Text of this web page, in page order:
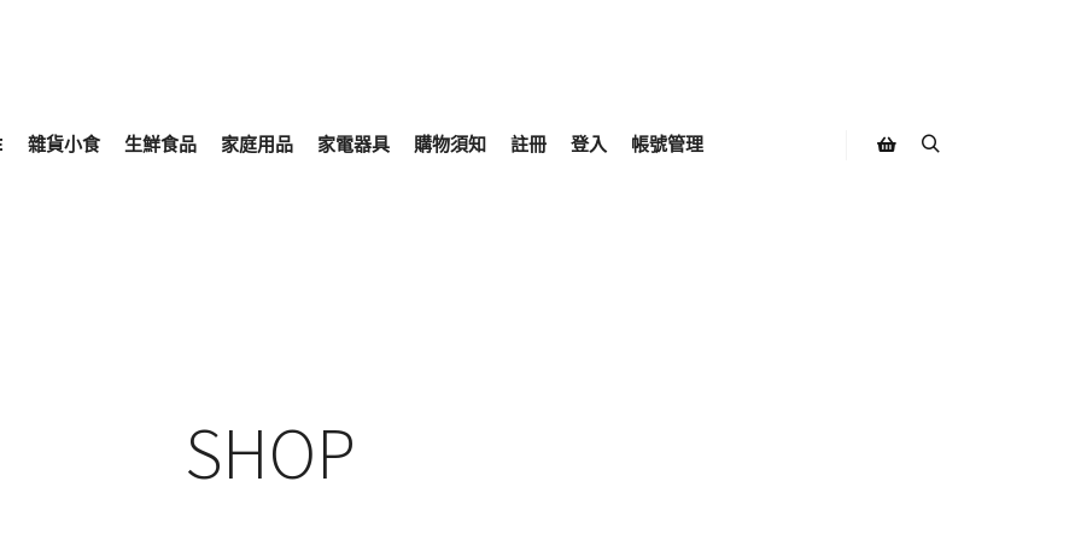
雜貨小食 生鮮食品 家庭用品 家電器具 購物須知 註冊 登入 帳號管理
SHOP